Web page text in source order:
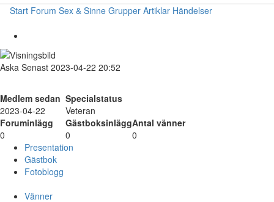
Start Forum Sex & Sinne Grupper Artiklar Händelser
Aska Senast 2023-04-22 20:52
Medlem sedan Specialstatus
2023-04-22
Veteran
Foruminlägg
GästboksinläggAntal vänner
0
0
0
Presentation
Gästbok
Fotoblogg
Vänner